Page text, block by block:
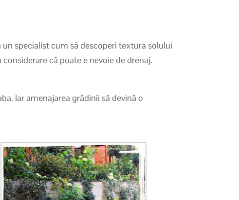
specialist cum să descoperi textura solului
că poate e nevoie de drenaj.
Iar amenajarea grădinii să devină o